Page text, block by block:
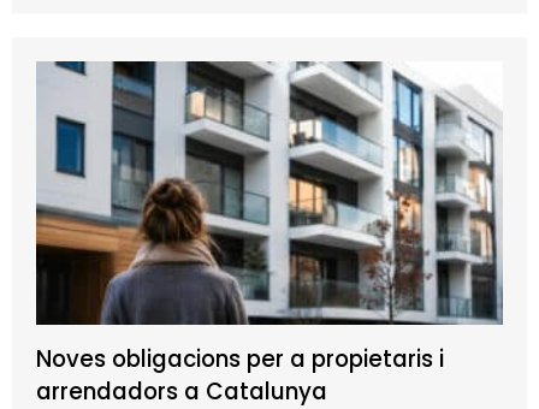
Noves obligacions per a propietaris i
arrendadors a Catalunya